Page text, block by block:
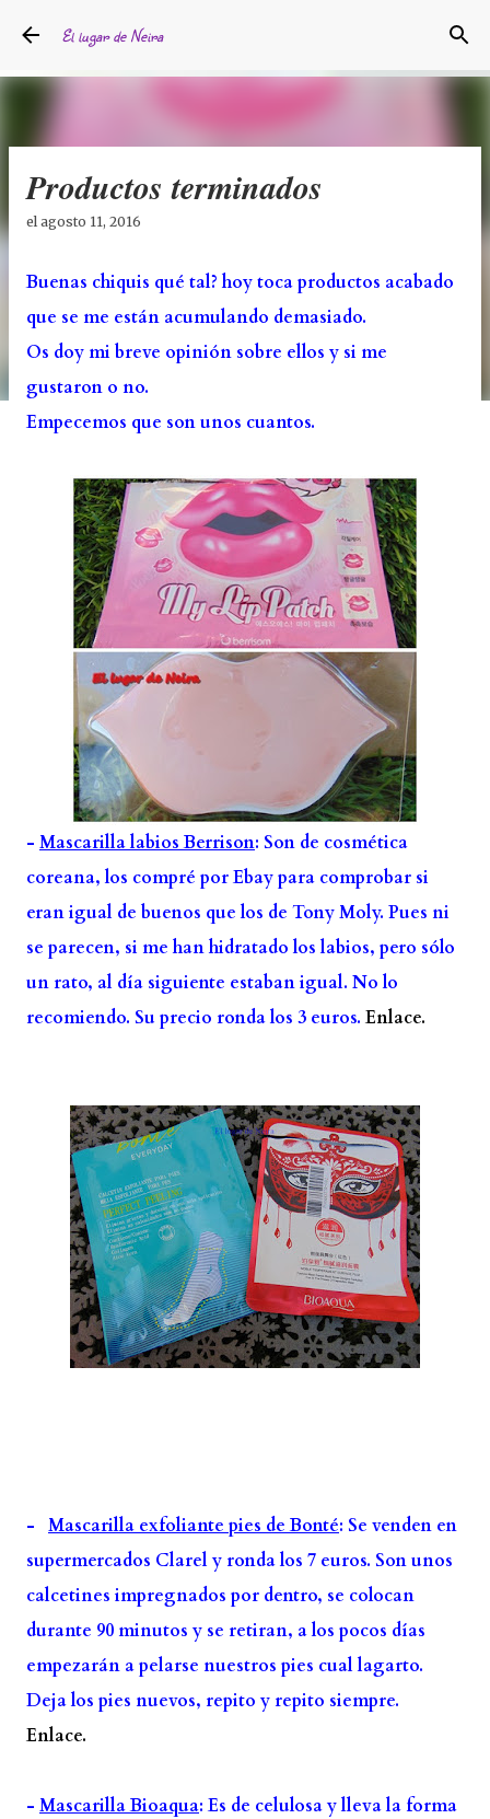
El lugar de Neira
Productos terminados
el agosto 11, 2016
Buenas chiquis qué tal? hoy toca productos acabado
que se me están acumulando demasiado.
Os doy mi breve opinión sobre ellos y si me
gustaron o no.
Empecemos que son unos cuantos.
- Mascarilla labios Berrison: Son de cosmética
coreana, los compré por Ebay para comprobar si
eran igual de buenos que los de Tony Moly. Pues ni
se parecen, si me han hidratado los labios, pero sólo
un rato, al día siguiente estaban igual. No lo
recomiendo. Su precio ronda los 3 euros. Enlace.
- Mascarilla exfoliante pies de Bonté: Se venden en
supermercados Clarel y ronda los 7 euros. Son unos
calcetines impregnados por dentro, se colocan
durante 90 minutos y se retiran, a los pocos días
empezarán a pelarse nuestros pies cual lagarto.
Deja los pies nuevos, repito y repito siempre.
Enlace.
- Mascarilla Bioaqua: Es de celulosa y lleva la forma